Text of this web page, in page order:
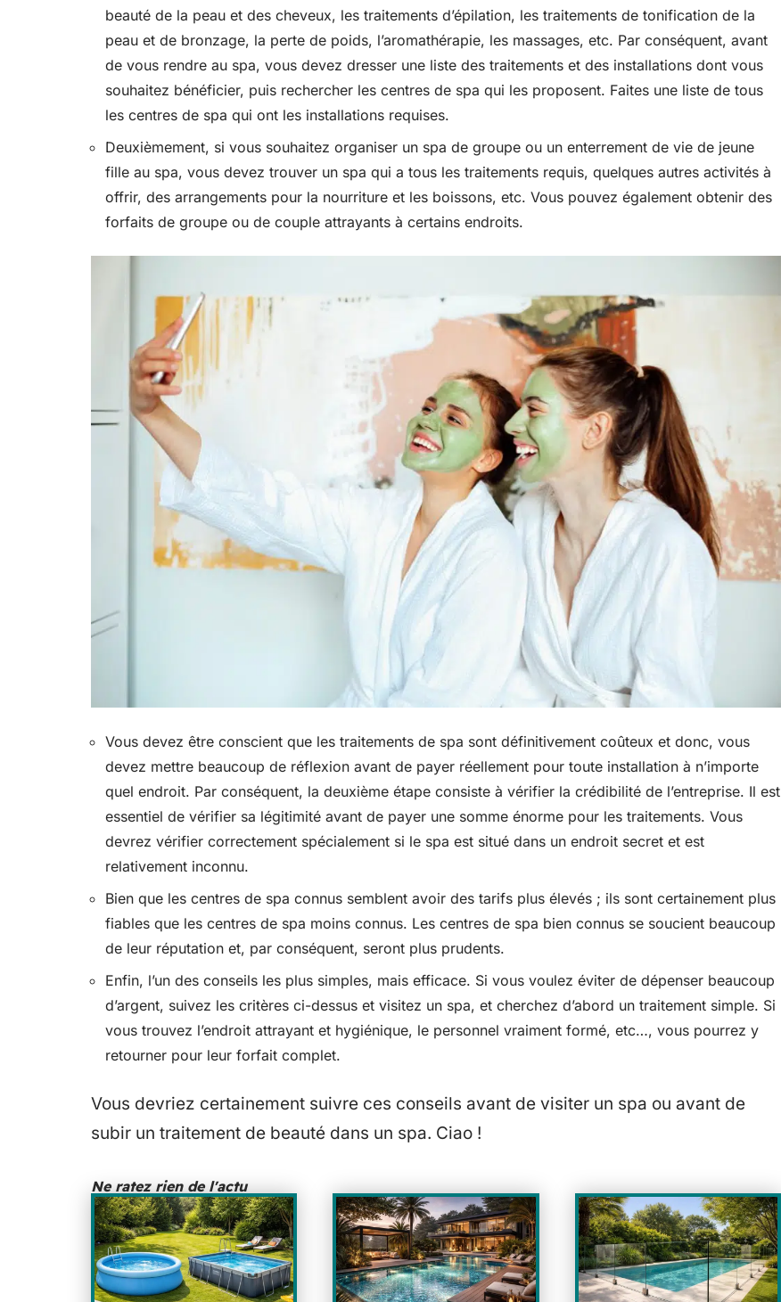
beauté de la peau et des cheveux, les traitements d’épilation, les traitements de tonification de la
peau et de bronzage, la perte de poids, l’aromathérapie, les massages, etc. Par conséquent, avant
de vous rendre au spa, vous devez dresser une liste des traitements et des installations dont vous
souhaitez bénéficier, puis rechercher les centres de spa qui les proposent. Faites une liste de tous
les centres de spa qui ont les installations requises.
Deuxièmement, si vous souhaitez organiser un spa de groupe ou un enterrement de vie de jeune
fille au spa, vous devez trouver un spa qui a tous les traitements requis, quelques autres activités à
offrir, des arrangements pour la nourriture et les boissons, etc. Vous pouvez également obtenir des
forfaits de groupe ou de couple attrayants à certains endroits.
Vous devez être conscient que les traitements de spa sont définitivement coûteux et donc, vous
devez mettre beaucoup de réflexion avant de payer réellement pour toute installation à n’importe
quel endroit. Par conséquent, la deuxième étape consiste à vérifier la crédibilité de l’entreprise. Il est
essentiel de vérifier sa légitimité avant de payer une somme énorme pour les traitements. Vous
devrez vérifier correctement spécialement si le spa est situé dans un endroit secret et est
relativement inconnu.
Bien que les centres de spa connus semblent avoir des tarifs plus élevés ; ils sont certainement plus
fiables que les centres de spa moins connus. Les centres de spa bien connus se soucient beaucoup
de leur réputation et, par conséquent, seront plus prudents.
Enfin, l’un des conseils les plus simples, mais efficace. Si vous voulez éviter de dépenser beaucoup
d’argent, suivez les critères ci-dessus et visitez un spa, et cherchez d’abord un traitement simple. Si
vous trouvez l’endroit attrayant et hygiénique, le personnel vraiment formé, etc…, vous pourrez y
retourner pour leur forfait complet.
Vous devriez certainement suivre ces conseils avant de visiter un spa ou avant de
subir un traitement de beauté dans un spa. Ciao !
Ne ratez rien de l'actu